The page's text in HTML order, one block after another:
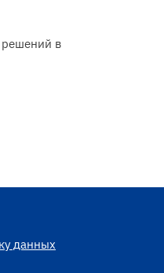
в
данных